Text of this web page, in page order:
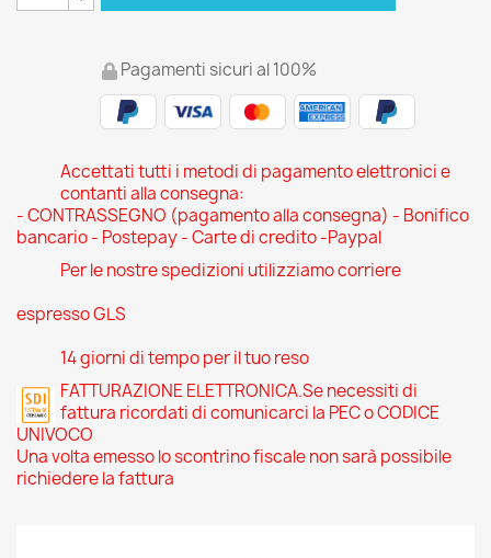
Pagamenti sicuri al 100%
Accettati tutti i metodi di pagamento elettronici e
contanti alla consegna:
- CONTRASSEGNO (pagamento alla consegna) - Bonifico
bancario - Postepay - Carte di credito -Paypal
Per le nostre spedizioni utilizziamo corriere
espresso GLS
14 giorni di tempo per il tuo reso
FATTURAZIONE ELETTRONICA.Se necessiti di
fattura ricordati di comunicarci la PEC o CODICE
UNIVOCO
Una volta emesso lo scontrino fiscale non sarà possibile
richiedere la fattura